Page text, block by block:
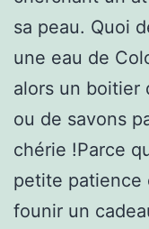
sa peau. Quoi
une eau de
alors un boitier
ou de savons
chérie !Parce
petite patience
founir un